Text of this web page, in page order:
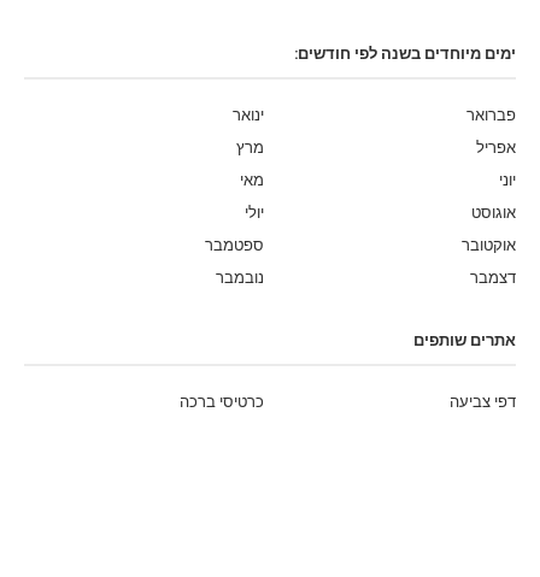
ימים מיוחדים בשנה לפי חודשים:
ינואר
פברואר
מרץ
אפריל
מאי
יוני
יולי
אוגוסט
ספטמבר
אוקטובר
נובמבר
דצמבר
אתרים שותפים
כרטיסי ברכה דפי צביעה